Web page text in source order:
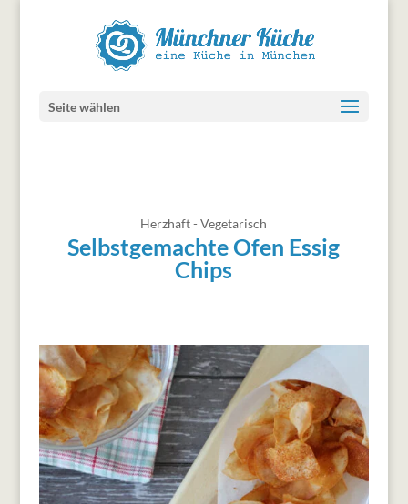
Seite wählen
Herzhaft - Vegetarisch
Selbstgemachte Ofen Essig
Chips